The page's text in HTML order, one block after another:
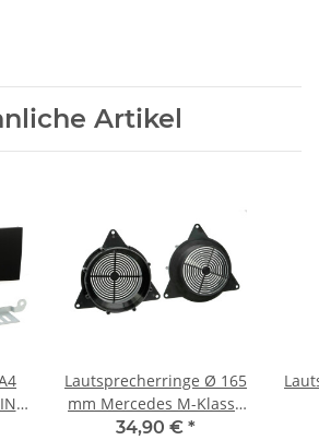
Artikel
Lautsprecherringe Ø 165
mm Mercedes M-Klasse
> Türe Front
34,90 € *